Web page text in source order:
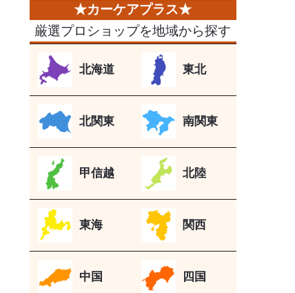
厳選プロショップを地域から探す
北海道 東北
北関東 南関東
甲信越 北陸
東海 関西
中国 四国